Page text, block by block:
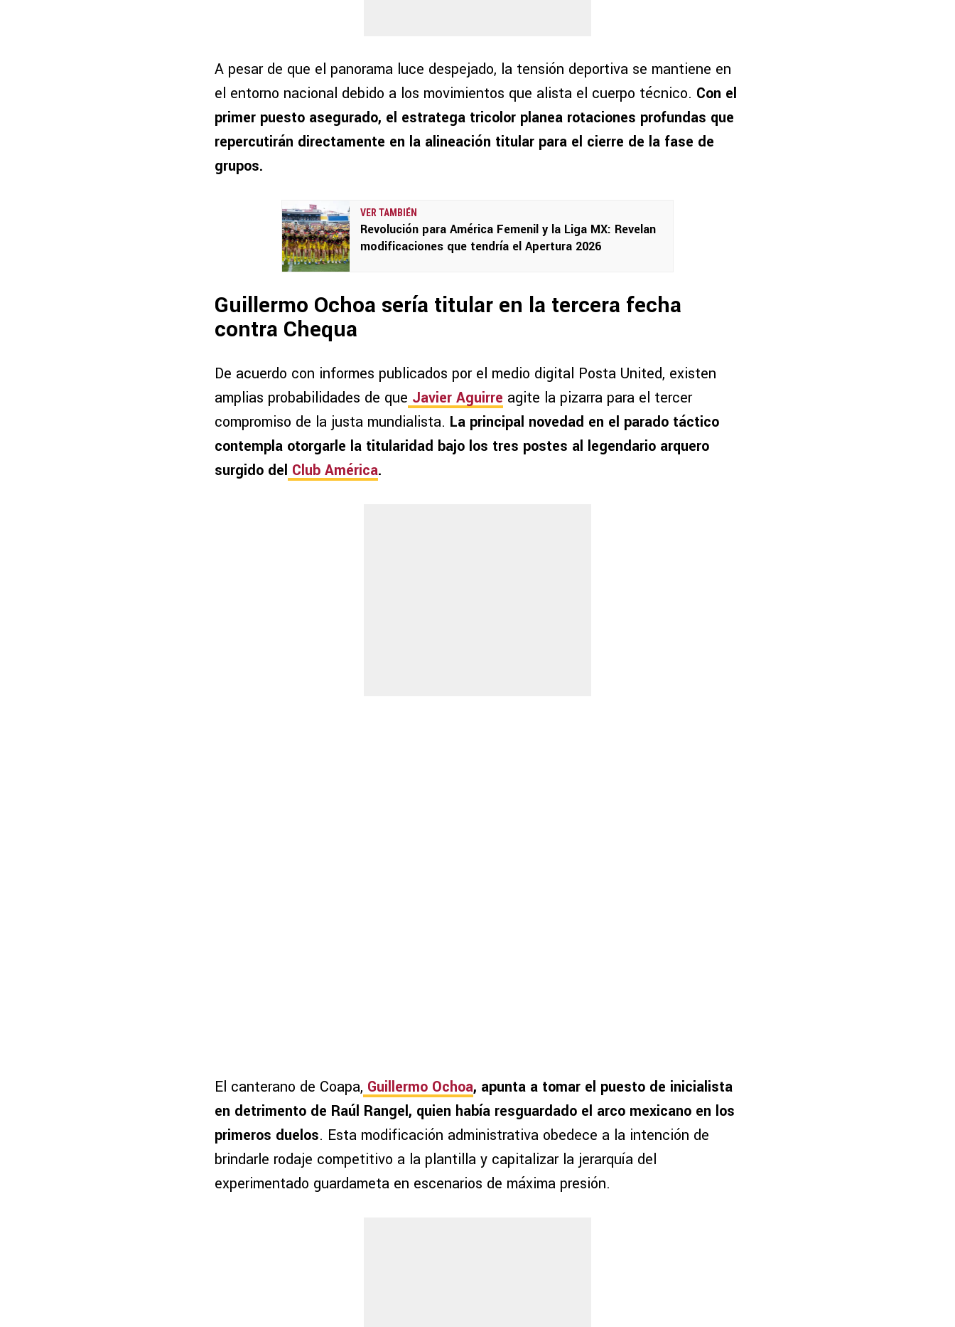
A pesar de que el panorama luce despejado, la tensión deportiva se mantiene en
el entorno nacional debido a los movimientos que alista el cuerpo técnico. Con el
primer puesto asegurado, el estratega tricolor planea rotaciones profundas que
repercutirán directamente en la alineación titular para el cierre de la fase de
grupos.
VER TAMBIÉN
Revolución para América Femenil y la Liga MX: Revelan
modificaciones que tendría el Apertura 2026
Guillermo Ochoa sería titular en la tercera fecha
contra Chequa
De acuerdo con informes publicados por el medio digital Posta United, existen
amplias probabilidades de que Javier Aguirre agite la pizarra para el tercer
compromiso de la justa mundialista. La principal novedad en el parado táctico
contempla otorgarle la titularidad bajo los tres postes al legendario arquero
surgido del Club América.
El canterano de Coapa, Guillermo Ochoa, apunta a tomar el puesto de inicialista
en detrimento de Raúl Rangel, quien había resguardado el arco mexicano en los
primeros duelos. Esta modificación administrativa obedece a la intención de
brindarle rodaje competitivo a la plantilla y capitalizar la jerarquía del
experimentado guardameta en escenarios de máxima presión.